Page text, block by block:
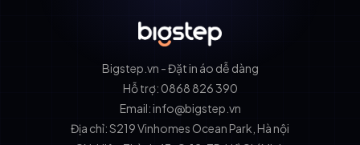
Bigstep.vn - Đặt in áo dễ dàng
Hỗ trợ: 0868 826 390
Email: info@bigstep.vn
Địa chỉ: S219 Vinhomes Ocean Park, Hà nội